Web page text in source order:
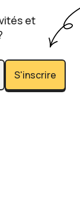
et
S'inscrire